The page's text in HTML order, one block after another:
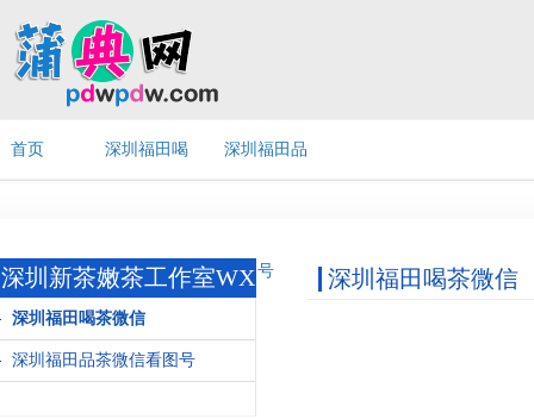
首页 深圳福田喝 深圳福田品
号
深圳新茶嫩茶工作室WX
深圳福田喝茶微信
深圳福田品茶微信看图号
深圳福田喝茶微信